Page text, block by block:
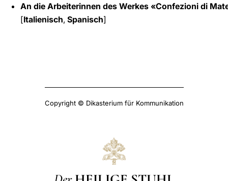
An die Arbeiterinnen des Werkes «Confezioni di
[Italienisch, Spanisch]
Copyright © Dikasterium für Kommunikation